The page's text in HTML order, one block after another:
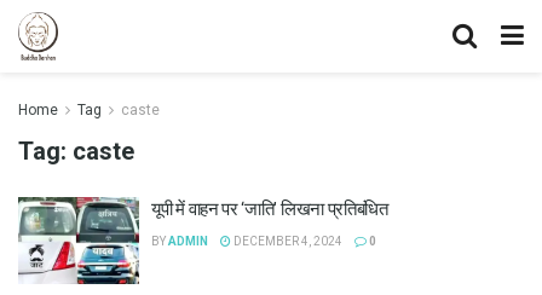
Home Tag caste
Tag: caste
यूपी में वाहन पर ‘जाति’ लिखना प्रतिबंधित
BYADMIN DECEMBER 4, 2024 0